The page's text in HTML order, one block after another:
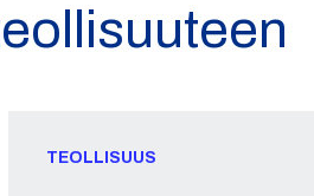
TEOLLISUUS